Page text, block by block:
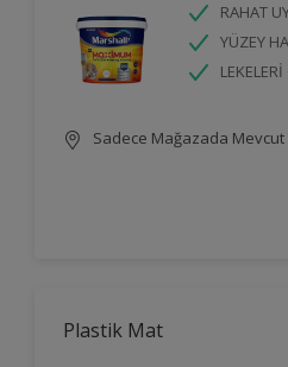
RAHAT
YÜZEY
Sadece Mağazada Mevcut
Plastik Mat